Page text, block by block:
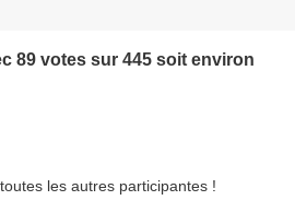
89 votes sur 445 soit environ
les autres participantes !